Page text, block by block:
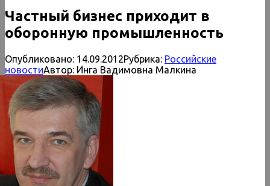
Частный бизнес приходит в
оборонную промышленность
Опубликовано: 14.09.2012Рубрика: Российские
новостиАвтор: Инга Вадимовна Малкина